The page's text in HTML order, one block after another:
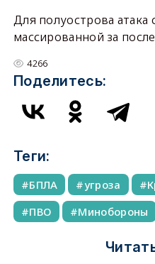
Для полуострова атака
массированной за
4266
Поделитесь:
Теги:
БПЛА угроза
ПВО
Минобороны